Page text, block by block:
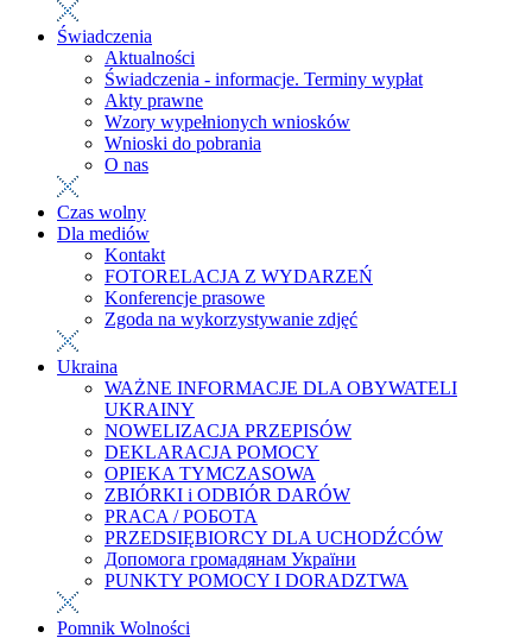
Świadczenia
Aktualności
Świadczenia - informacje. Terminy wypłat
Akty prawne
Wzory wypełnionych wniosków
Wnioski do pobrania
O nas
Czas wolny
Dla mediów
Kontakt
FOTORELACJA Z WYDARZEŃ
Konferencje prasowe
Zgoda na wykorzystywanie zdjęć
Ukraina
WAŻNE INFORMACJE DLA OBYWATELI
UKRAINY
NOWELIZACJA PRZEPISÓW
DEKLARACJA POMOCY
OPIEKA TYMCZASOWA
ZBIÓRKI i ODBIÓR DARÓW
PRACA / РОБОТА
PRZEDSIĘBIORCY DLA UCHODŹCÓW
Допомога громадянам України
PUNKTY POMOCY I DORADZTWA
Pomnik Wolności